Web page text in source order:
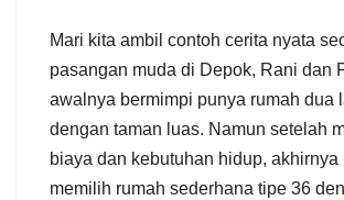
Mari kita ambil contoh cerita nyata
pasangan muda di Depok, Rani dan
awalnya bermimpi punya rumah dua
dengan taman luas. Namun setelah
biaya dan kebutuhan hidup, akhirnya
memilih rumah sederhana tipe 36